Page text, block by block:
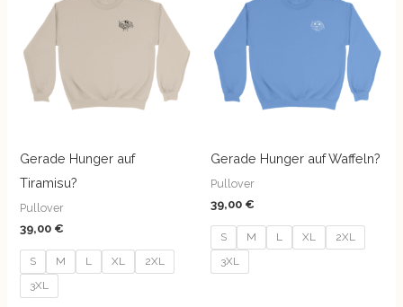
Gerade Hunger auf
Tiramisu?
Pullover
39,00 €
S M L XL
2XL
3XL
Gerade Hunger auf Waffeln?
Pullover
39,00 €
S M L XL
2XL
3XL